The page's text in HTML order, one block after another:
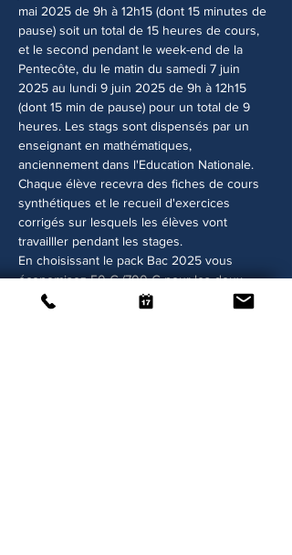
mai 2025 de 9h à 12h15 (dont 15 minutes de
pause) soit un total de 15 heures de cours,
et le second pendant le week-end de la
Pentecôte, du le matin du samedi 7 juin
2025 au lundi 9 juin 2025 de 9h à 12h15
(dont 15 min de pause) pour un total de 9
heures. Les stags sont dispensés par un
enseignant en mathématiques,
anciennement dans l'Education Nationale.
Chaque élève recevra des fiches de cours
synthétiques et le recueil d'exercices
corrigés sur lesquels les élèves vont
travailller pendant les stages.
En choisissant le pack Bac 2025 vous
économisez 50 € (700 € pour les deux
stages au lieu de 750 €) plutôt qu'en vous